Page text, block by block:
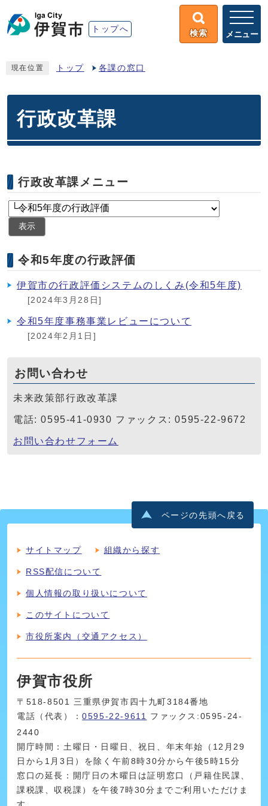
トップへ 検索 メニュー
現在位置 トップ 各課の窓口
行政改革課
行政改革課メニュー
表示
令和5年度の行政評価
伊賀市の行政評価システムのしくみ(令和5年度)
[2024年3月28日]
令和5年度事務事業レビューについて
[2024年2月1日]
お問い合わせ
未来政策部行政改革課
電話: 0595-41-0930 ファックス: 0595-22-9672
お問い合わせフォーム
ページの先頭へ戻る
サイトマップ 組織から探す
RSS配信について
個人情報の取り扱いについて
このサイトについて
市役所案内（交通アクセス）
伊賀市役所
〒518-8501 三重県伊賀市四十九町3184番地
電話（代表）：0595-22-9611
ファックス:0595-24-
2440
開庁時間：土曜日・日曜日、祝日、年末年始（12月29
日から1月3日）を除く午前8時30分から午後5時15分
窓口の延長：開庁日の木曜日は証明窓口（戸籍住民課、
課税課、収税課）を午後7時30分までご利用いただけま